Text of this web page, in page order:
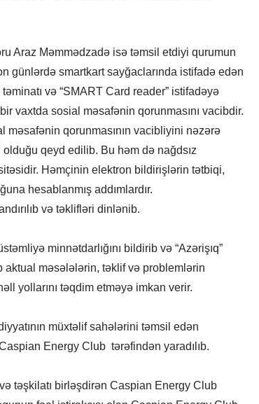
Araz Məmmədzadə isə təmsil etdiyi qurumun
günlərdə smartkart sayğaclarında istifadə edən
və “SMART Card reader” istifadəyə
vaxtda sosial məsafənin qorunmasını vacibdir.
məsafənin qorunmasının vacibliyini nəzərə
qeyd edilib. Bu həm də nağdsız
Həmçinin elektron bildirişlərin tətbiqi,
hesablanmış addımlardır.
və təklifləri dinlənib.
minnətdarlığını bildirib və “Azərişıq”
məsələlərin, təklif və problemlərin
yollarını təqdim etməyə imkan verir.
müxtəlif sahələrini təmsil edən
Energy Club tərəfindən yaradılıb.
təşkilatı birləşdirən Caspian Energy Club